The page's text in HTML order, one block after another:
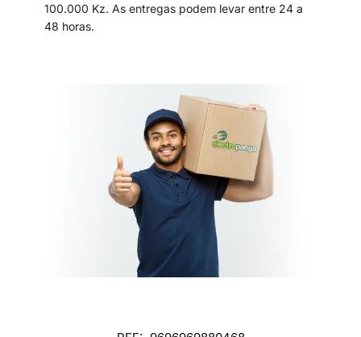
100.000 Kz. As entregas podem levar entre 24 a
48 horas.